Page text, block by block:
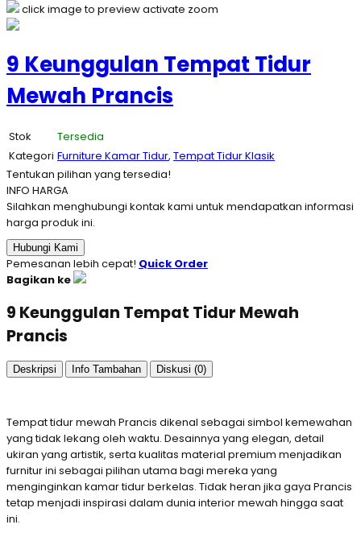
click image to previewactivate zoom
9 Keunggulan Tempat Tidur
Mewah Prancis
Stok
Tersedia
Kategori Furniture Kamar Tidur, Tempat Tidur Klasik
Tentukan pilihan yang tersedia!
INFO HARGA
Silahkan menghubungi kontak kami untuk mendapatkan informasi
harga produk ini.
Hubungi Kami
Pemesanan lebih cepat! Quick Order
Bagikan ke
9 Keunggulan Tempat Tidur Mewah
Prancis
Deskripsi Info Tambahan Diskusi (0)
Tempat tidur mewah Prancis dikenal sebagai simbol kemewahan
yang tidak lekang oleh waktu. Desainnya yang elegan, detail
ukiran yang artistik, serta kualitas material premium menjadikan
furnitur ini sebagai pilihan utama bagi mereka yang
menginginkan kamar tidur berkelas. Tidak heran jika gaya Prancis
tetap menjadi inspirasi dalam dunia interior mewah hingga saat
ini.